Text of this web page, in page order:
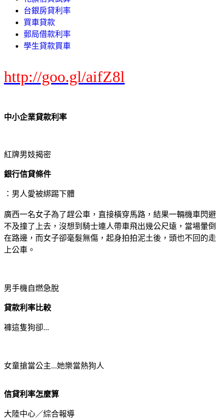
台銀房貸利率
買車貸款
郵局借款利率
學生貸款買車
http://goo.gl/aifZ8l
中小企業貸款利率
紅牌男妓揭密
銀行信貸條件
：男人愛被綁踢下體
廣西一名女子為了趕公車，直接橫穿馬路，結果一輛機車閃避
不及撞了上去，沒想到騎士連人帶車飛出幾公尺遠，當場暈倒
在路邊，而女子卻毫髮無傷，起身拍拍泥土後，頭也不回的走
上公車。
男手機自燃急脫
貸款利率比較
褲這隻狗卻...
女童搶當公主...她樂當熱狗人
信貸利率怎麼算
大陸中心／綜合報導